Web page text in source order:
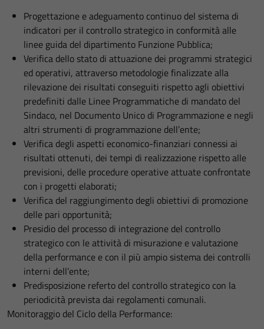
Progettazione e adeguamento continuo del sistema di
indicatori per il controllo strategico in conformità alle
linee guida del dipartimento Funzione Pubblica;
Verifica dello stato di attuazione dei programmi strategici
ed operativi, attraverso metodologie finalizzate alla
rilevazione dei risultati conseguiti rispetto agli obiettivi
predefiniti dalle Linee Programmatiche di mandato del
Sindaco, nel Documento Unico di Programmazione e negli
altri strumenti di programmazione dell’ente;
Verifica degli aspetti economico-finanziari connessi ai
risultati ottenuti, dei tempi di realizzazione rispetto alle
previsioni, delle procedure operative attuate confrontate
con i progetti elaborati;
Verifica del raggiungimento degli obiettivi di promozione
delle pari opportunità;
Presidio del processo di integrazione del controllo
strategico con le attività di misurazione e valutazione
della performance e con il più ampio sistema dei controlli
interni dell’ente;
Predisposizione referto del controllo strategico con la
periodicità prevista dai regolamenti comunali.
Monitoraggio del Ciclo della Performance: